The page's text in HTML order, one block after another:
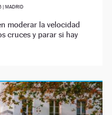
| MADRID
moderar la velocidad
cruces y parar si hay